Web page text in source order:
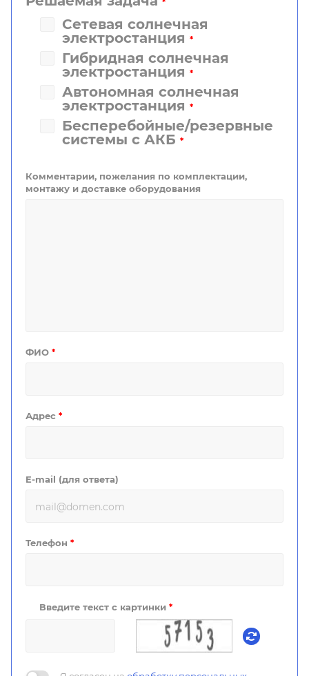
*
Сетевая солнечная
электростанция *
Гибридная солнечная
электростанция *
Автономная солнечная
электростанция *
Бесперебойные/резервные
системы с АКБ *
Комментарии, пожелания по комплектации,
монтажу и доставке оборудования
ФИО *
Адрес *
E-mail (для ответа)
Телефон *
Введите текст с картинки *